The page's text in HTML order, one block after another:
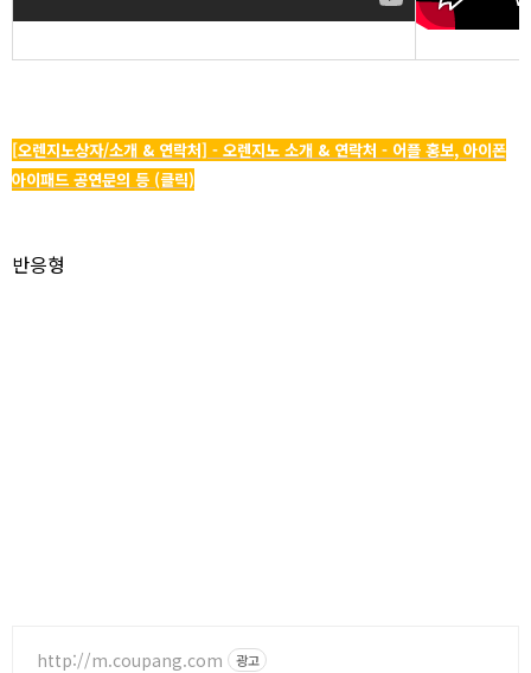
[오렌지노상자/소개 & 연락처] - 오렌지노 소개 & 연락처 - 어플 홍보, 아이폰
아이패드 공연문의 등 (클릭)
반응형
http://m.coupang.com 광고